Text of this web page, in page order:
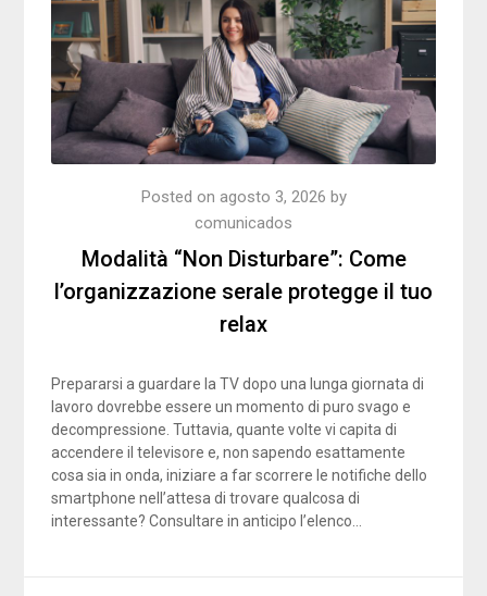
Modalità “Non Disturbare”: Come
l’organizzazione serale protegge il tuo
relax
Posted on agosto 3, 2026 by
comunicados
Prepararsi a guardare la TV dopo una lunga giornata di
lavoro dovrebbe essere un momento di puro svago e
decompressione. Tuttavia, quante volte vi capita di
accendere il televisore e, non sapendo esattamente
cosa sia in onda, iniziare a far scorrere le notifiche dello
smartphone nell’attesa di trovare qualcosa di
interessante? Consultare in anticipo l’elenco…